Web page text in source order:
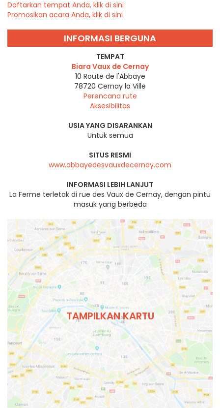
Daftarkan tempat Anda, klik di sini
Promosikan acara Anda, klik di sini
INFORMASI BERGUNA
TEMPAT
Biara Vaux de Cernay
10 Route de l'Abbaye
78720 Cernay la Ville
Perencana rute
Aksesibilitas
USIA YANG DISARANKAN
Untuk semua
SITUS RESMI
www.abbayedesvauxdecernay.com
INFORMASI LEBIH LANJUT
La Ferme terletak di rue des Vaux de Cernay, dengan pintu
masuk yang berbeda
TAMPILKAN KARTU